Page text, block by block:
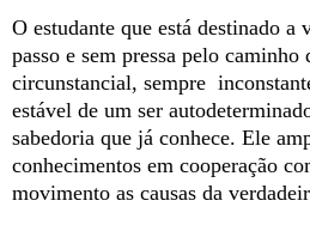
O estudante que está destinado a
passo e sem pressa pelo caminho
circunstancial, sempre
estável de um ser
sabedoria que já conhece. Ele
conhecimentos em cooperação
movimento as causas da